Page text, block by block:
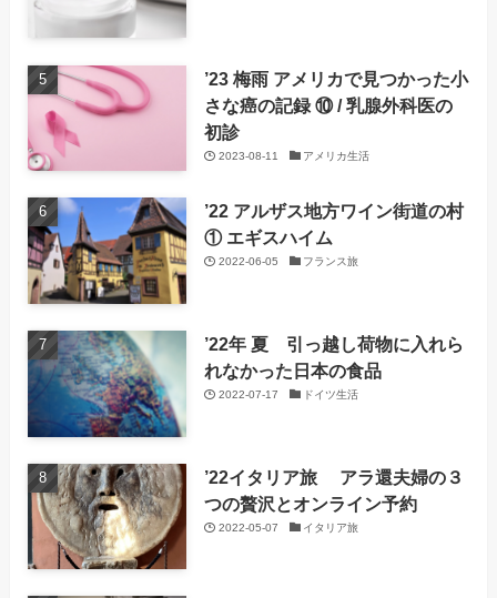
’23 梅雨 アメリカで見つかった小
さな癌の記録 ⑩ / 乳腺外科医の
初診
2023-08-11 アメリカ生活
’22 アルザス地方ワイン街道の村
① エギスハイム
2022-06-05 フランス旅
’22年 夏 引っ越し荷物に入れら
れなかった日本の食品
2022-07-17 ドイツ生活
’22イタリア旅 アラ還夫婦の３
つの贅沢とオンライン予約
2022-05-07 イタリア旅